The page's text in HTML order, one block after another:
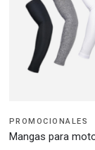
PROMOCIONALES
Mangas para